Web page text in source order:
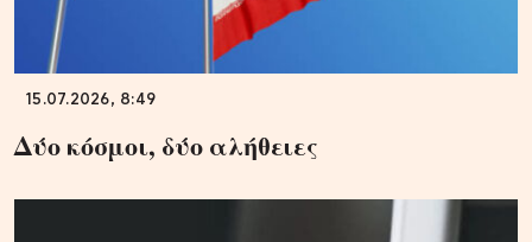
15.07.2026, 8:49
Δύο κόσμοι, δύο αλήθειες